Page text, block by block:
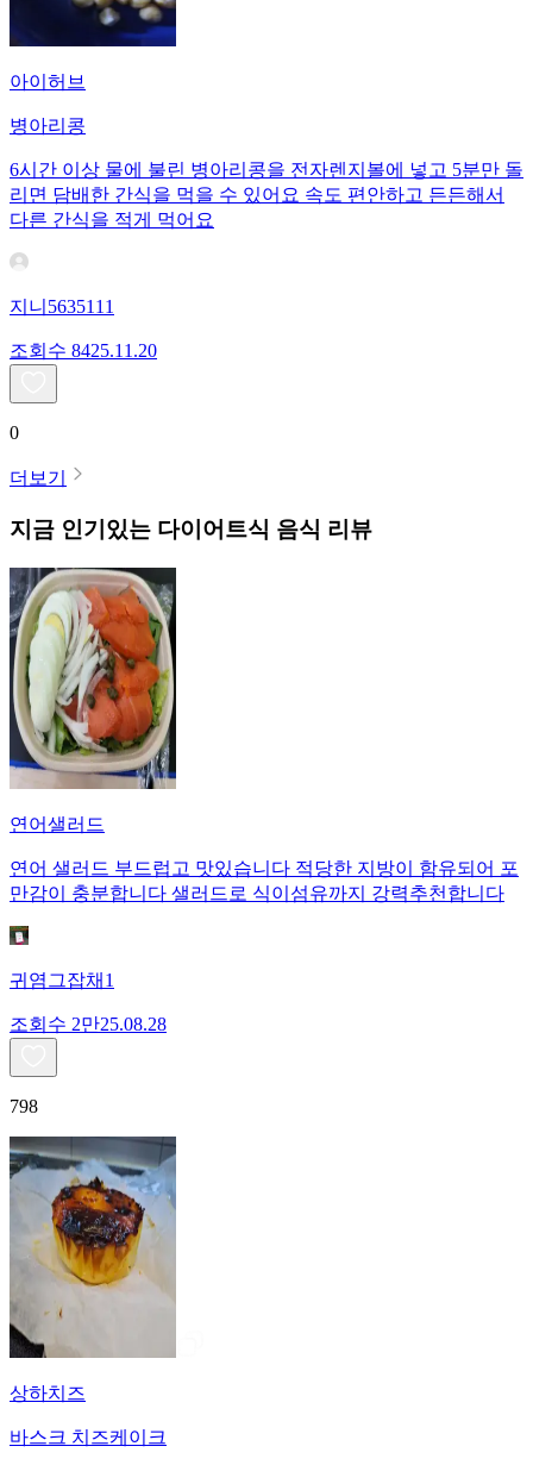
아이허브
병아리콩
6시간 이상 물에 불린 병아리콩을 전자렌지볼에 넣고 5분만 돌
리면 담배한 간식을 먹을 수 있어요 속도 편안하고 든든해서
다른 간식을 적게 먹어요
지니5635111
조회수 8425.11.20
0
더보기
지금 인기있는 다이어트식 음식 리뷰
연어샐러드
연어 샐러드 부드럽고 맛있습니다 적당한 지방이 함유되어 포
만감이 충분합니다 샐러드로 식이섬유까지 강력추천합니다
귀염그잡채1
조회수 2만25.08.28
798
상하치즈
바스크 치즈케이크